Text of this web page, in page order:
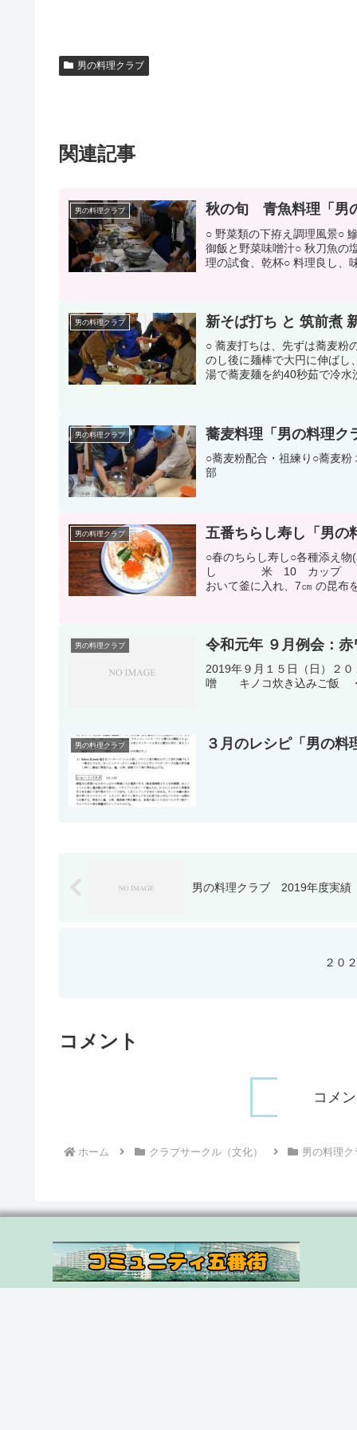
男の料理クラブ
関連記事
男の料理クラブ 秋の旬 青魚料理「男
○ 野菜類の下拵え調理風景○
御飯と野菜味噌汁○ 秋刀魚の
理の試食、乾杯○ 料理良し、
男の料理クラブ 新そば打ち と 筑前煮
○ 蕎麦打ちは、先ずは蕎麦粉
のし後に麺棒で大円に伸ばし
湯で蕎麦麺を約40秒茹で冷
男の料理クラブ 蕎麦料理「男の料理ク
○蕎麦粉配合・祖練り○蕎麦
部
男の料理クラブ 五番ちらし寿し「男の
○春のちらし寿し○各種添え
し 米 10 カップ （
おいて釜に入れ、7㎝ の昆布
男の料理クラブ 令和元年 ９月例会：
2019年９月１５日（日）２
噌 キノコ炊き込みご飯 ・
男の料理クラブ ３月のレシピ「男の料
男の料理クラブ 2019年度実績
２０
コメント
コメ
ホーム クラブサークル（文化） 男の料理ク